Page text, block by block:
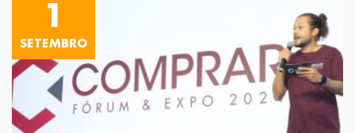
1
SETEMBRO